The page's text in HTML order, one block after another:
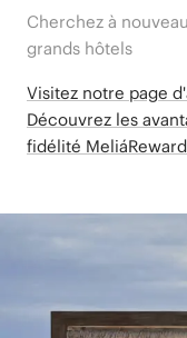
Cherchez à
grands hôtels
Visitez notre page
Découvrez les
fidélité